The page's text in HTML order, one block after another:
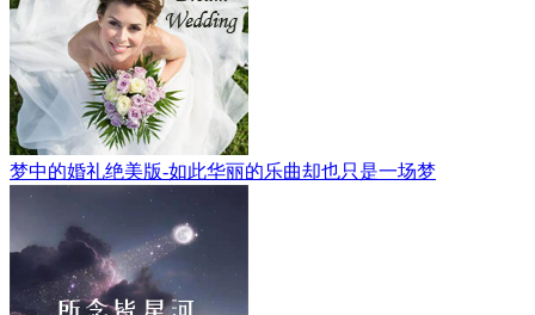
梦中的婚礼绝美版-如此华丽的乐曲却也只是一场梦